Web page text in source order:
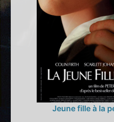
Jeune fille à la